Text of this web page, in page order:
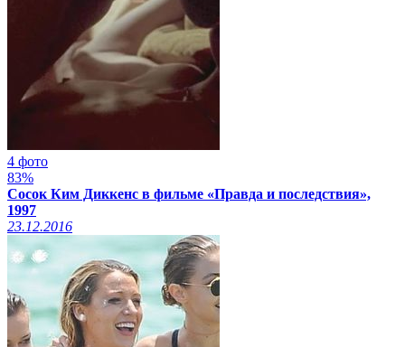
4 фото
83%
Сосок Ким Диккенс в фильме «Правда и последствия»,
1997
23.12.2016